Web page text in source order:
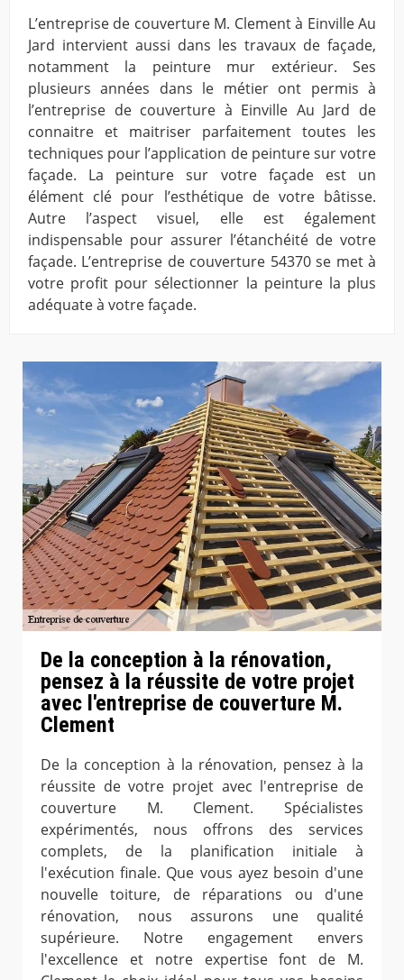
L’entreprise de couverture M. Clement à Einville Au
Jard intervient aussi dans les travaux de façade,
notamment la peinture mur extérieur. Ses
plusieurs années dans le métier ont permis à
l’entreprise de couverture à Einville Au Jard de
connaitre et maitriser parfaitement toutes les
techniques pour l’application de peinture sur votre
façade. La peinture sur votre façade est un
élément clé pour l’esthétique de votre bâtisse.
Autre l’aspect visuel, elle est également
indispensable pour assurer l’étanchéité de votre
façade. L’entreprise de couverture 54370 se met à
votre profit pour sélectionner la peinture la plus
adéquate à votre façade.
De la conception à la rénovation,
pensez à la réussite de votre projet
avec l'entreprise de couverture M.
Clement
De la conception à la rénovation, pensez à la
réussite de votre projet avec l'entreprise de
couverture M. Clement. Spécialistes
expérimentés, nous offrons des services
complets, de la planification initiale à
l'exécution finale. Que vous ayez besoin d'une
nouvelle toiture, de réparations ou d'une
rénovation, nous assurons une qualité
supérieure. Notre engagement envers
l'excellence et notre expertise font de M.